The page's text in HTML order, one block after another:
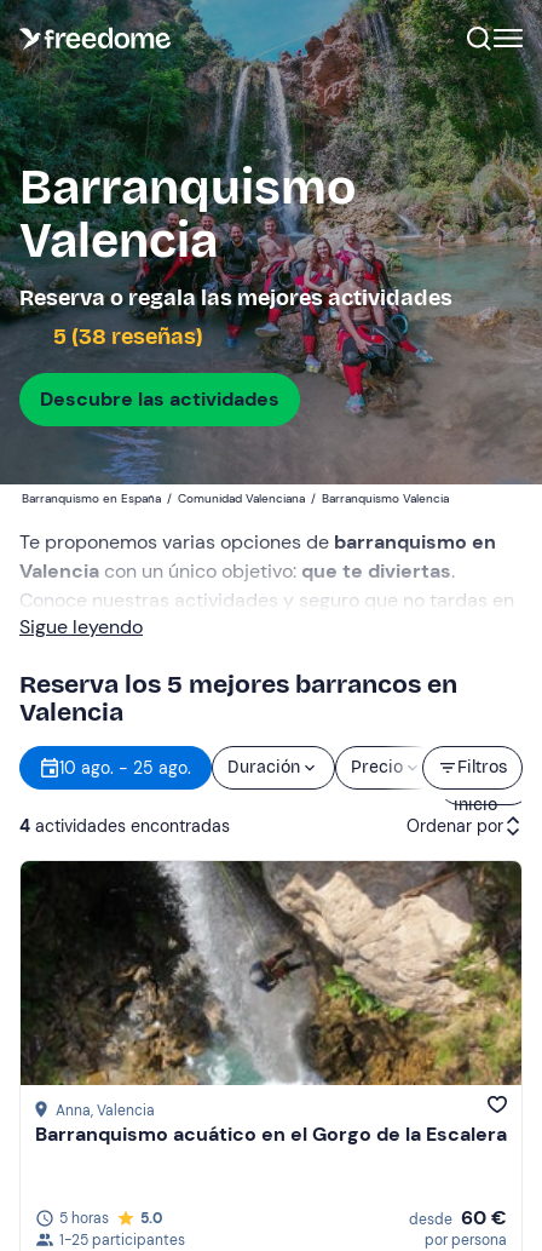
Barranquismo
Valencia
Reserva o regala las mejores actividades
5 (38 reseñas)
Descubre las actividades
Barranquismo en España / Comunidad Valenciana / Barranquismo Valencia
Te proponemos varias opciones de barranquismo en
Valencia con un único objetivo: que te diviertas.
Conoce nuestras actividades y seguro que no tardas en
protagonizar una de ellas.
Sigue leyendo
Reserva los 5 mejores barrancos en
Valencia
Filtros
10 ago. - 25 ago. Duración Precio
Hora
inicio
4 actividades encontradas Ordenar por
Actividades recomendadas
Precio (de menor a mayor)
Precio (de mayor a menor)
Reseñas
Anna, Valencia
Barranquismo acuático en el Gorgo de la Escalera
5 horas
5.0
1-25 participantes
desde 60 €
por persona